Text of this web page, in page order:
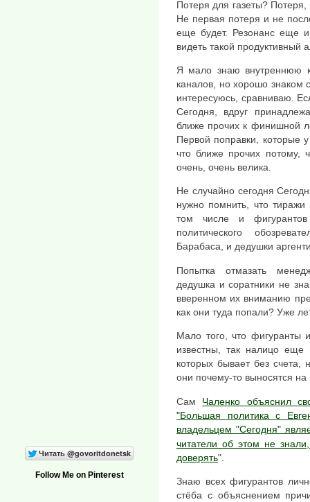
Потеря для газеты?
Не первая потеря и не
еще будет. Резонанс еще и
видеть такой продуктивный
Я мало знаю внутреннюю
каналов, но хорошо
интересуюсь, сравниваю.
Сегодня, вдруг
ближе прочих к финишной
Первой поправки, которые
что ближе прочих потому,
очень, очень велика.
Не случайно сегодня
нужно помнить, что тиражи
том числе и фигурантов
политического
Барабаса, и дедушки
Попытка отмазать
дедушка и соратники не
вверенном их вниманию
как они туда попали? Уже
Мало того, что фигуранты
известны, так налицо еще
которых бывает без счета,
они почему-то выносятся на
Сам Чаленко объяснил
"Большая политика с
владельцем "Сегодня"
читатели об этом не
доверять".
Знаю всех фигурантов
стёба с объяснением
Follow Me on Pinterest